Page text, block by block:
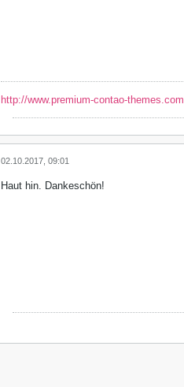
http://www.premium-contao-themes.com
02.10.2017, 09:01
Haut hin. Dankeschön!